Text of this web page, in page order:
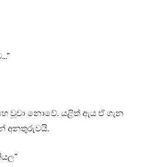
වූවා නොවේ. යළිත් ඇය ඒ ගැන
අනතුරුවයි.